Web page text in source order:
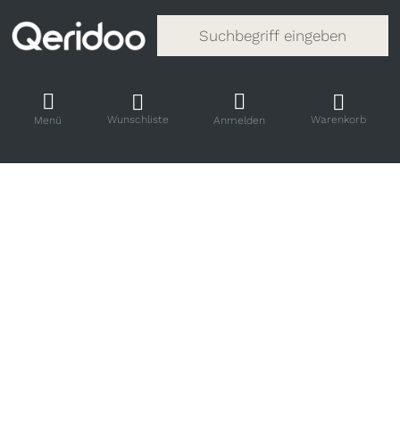
Menü Wunschliste Anmelden Warenkorb